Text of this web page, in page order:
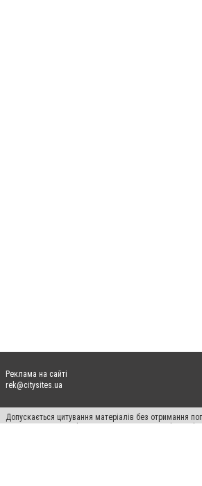
Реклама на сайті
rek@citysites.ua
Допускається цитування матеріалів без отримання
пошукових систем гіперпосилання на цитовані